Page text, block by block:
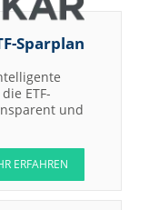
Sparplan
ETF-
und
ERFAHREN